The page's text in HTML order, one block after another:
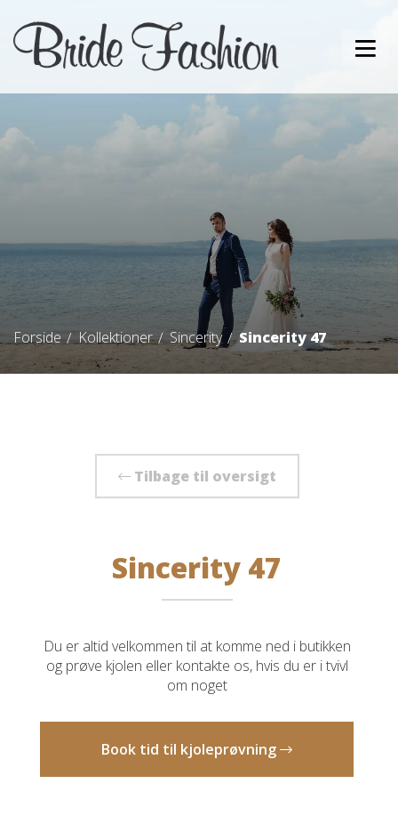
Forside Kollektioner Sincerity Sincerity 47
Tilbage til oversigt
Sincerity 47
Du er altid velkommen til at komme ned i butikken
og prøve kjolen eller kontakte os, hvis du er i tvivl
om noget
Book tid til kjoleprøvning